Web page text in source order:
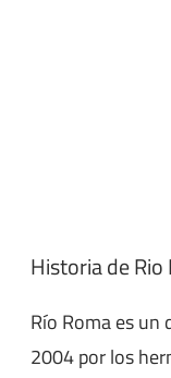
Historia de Rio
Río Roma es
2004 por los